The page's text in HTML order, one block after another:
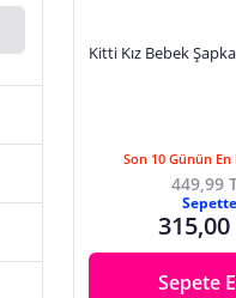
Kitti Kız Bebek
Son 10 Günün En
449,99
Sepette
315,00
Sepete